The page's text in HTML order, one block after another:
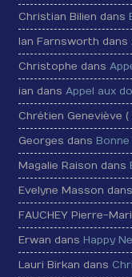
Christian Bilien dans
Ian Farnsworth dans
Christophe dans
ian dansAppel aux
Chrétien Geneviève (
Georges dans
Magalie Raison dans
Evelyne Masson dans
FAUCHEY Pierre-
Erwan dans Happy
Lauri Birkan dans